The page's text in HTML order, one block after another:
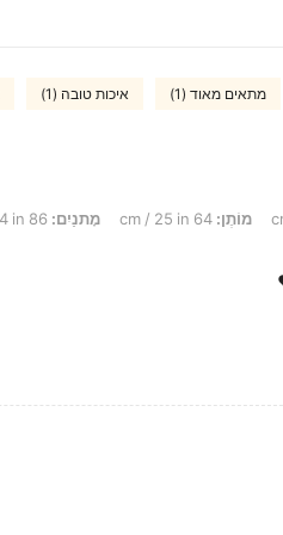
מתאים מאוד (1) איכות טובה (1)
מוֹתֶן: מָתנַיִם: